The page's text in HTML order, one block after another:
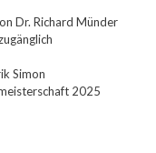
Dr. Richard Münder
Simon
2025